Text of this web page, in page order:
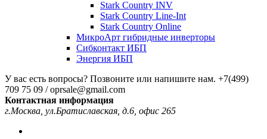
Stark Country INV
Stark Country Line-Int
Stark Country Online
МикроАрт гибридные инверторы
Сибконтакт ИБП
Энергия ИБП
У вас есть вопросы? Позвоните или напишите нам. +7(499)
709 75 09 / oprsale@gmail.com
Контактная информация
г.Москва, ул.Братиславская, д.6, офис 265